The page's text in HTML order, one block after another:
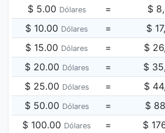
$ 5.00 Dólares = $
$ 10.00 Dólares = $
$ 15.00 Dólares = $
$ 20.00 Dólares = $
$ 25.00 Dólares = $
$ 50.00 Dólares = $
$ 100.00 Dólares = $